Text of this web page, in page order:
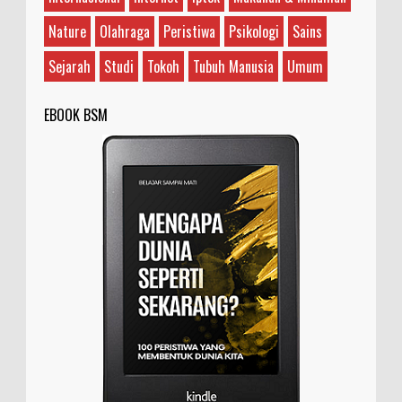
Nature
Olahraga Peristiwa Psikologi
Sains
Sejarah
Studi Tokoh Tubuh Manusia Umum
EBOOK BSM